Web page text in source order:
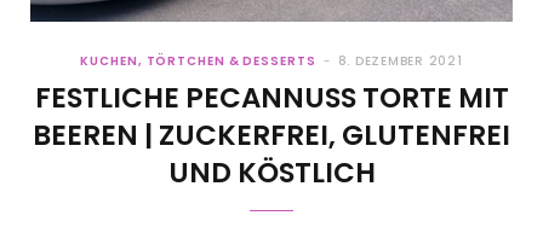
KUCHEN, TÖRTCHEN & DESSERTS 8. DEZEMBER 2021
FESTLICHE PECANNUSS TORTE MIT
BEEREN | ZUCKERFREI, GLUTENFREI
UND KÖSTLICH